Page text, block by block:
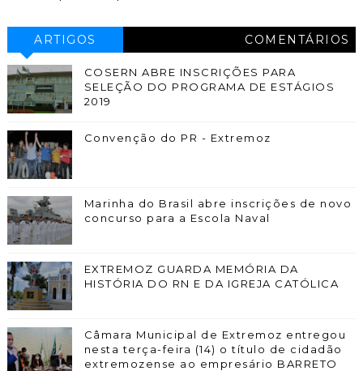
ARTIGOS COMENTÁRIOS
COSERN ABRE INSCRIÇÕES PARA
SELEÇÃO DO PROGRAMA DE ESTÁGIOS
2019
Convenção do PR - Extremoz
Marinha do Brasil abre inscrições de novo
concurso para a Escola Naval
EXTREMOZ GUARDA MEMÓRIA DA
HISTÓRIA DO RN E DA IGREJA CATÓLICA
Câmara Municipal de Extremoz entregou
nesta terça-feira (14) o título de cidadão
extremozense ao empresário BARRETO